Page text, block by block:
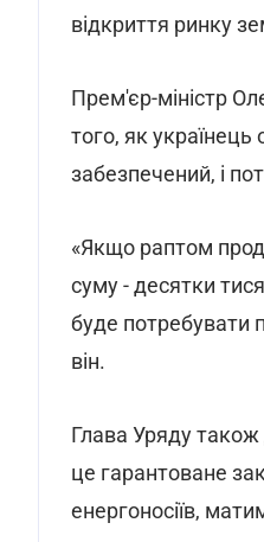
відкриття ринку
Прем'єр-міністр
того, як
забезпечений, і
«Якщо раптом
суму - десятки
буде потребувати
він.
Глава Уряду також
це гарантоване
енергоносіїв,